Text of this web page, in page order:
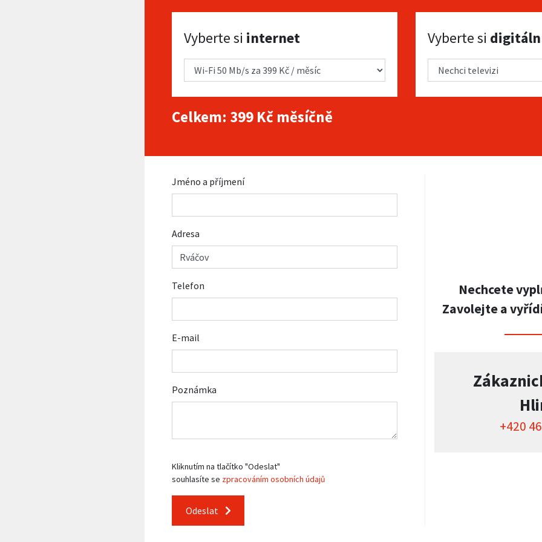
Vyberte si internet
Vyberte si internet Vyberte si digitální TV
Vyberte si
Celkem: 399 Kč měsíčně
Jméno a příjmení
Adresa
Telefon
E-mail
Poznámka
Kliknutím na tlačítko "Odeslat"
souhlasíte se zpracováním osobních údajů
Odeslat
Nechcete
Zavolejte a
+420